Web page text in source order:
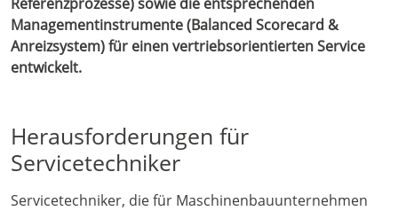
Managementinstrumente (Balanced Scorecard &
Anreizsystem) für einen vertriebsorientierten Service
entwickelt.
Herausforderungen für
Servicetechniker
Servicetechniker, die für Maschinenbauunternehmen